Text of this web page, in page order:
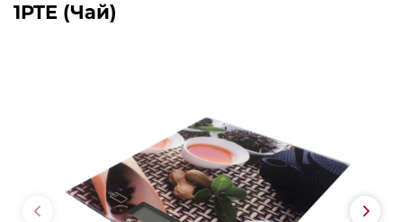
1PTE (Чай)